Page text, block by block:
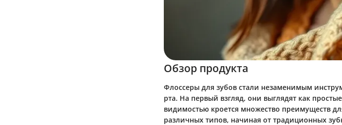
Обзор продукта
Флоссеры для зубов стали незаменимым
рта. На первый взгляд, они выглядят как
видимостью кроется множество преимуществ
различных типов, начиная от традиционных